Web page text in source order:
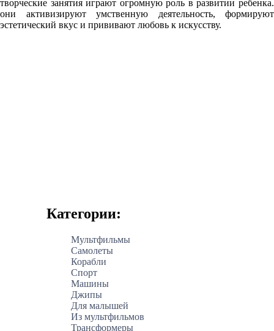
творческие занятия играют огромную роль в развитии ребенка.
они активизируют умственную деятельность, формируют
эстетический вкус и прививают любовь к искусству.
Категории:
Мультфильмы
Самолеты
Корабли
Спорт
Машины
Джипы
Для малышей
Из мультфильмов
Трансформеры